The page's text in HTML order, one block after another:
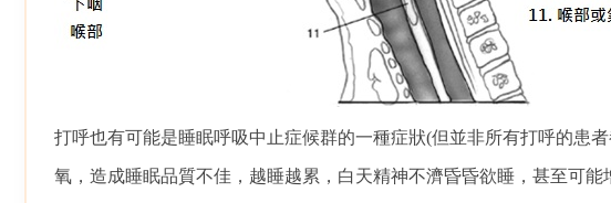
打呼也有可能是睡眠呼吸中止症候群的一種症狀(但並非所有打呼的患
氧，造成睡眠品質不佳，越睡越累，白天精神不濟昏昏欲睡，甚至可